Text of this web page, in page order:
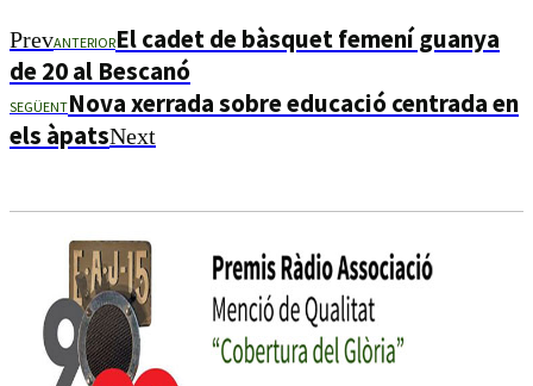
PrevANTERIOREl cadet de bàsquet femení guanya
de 20 al Bescanó
SEGÜENTNova xerrada sobre educació centrada en
els àpatsNext